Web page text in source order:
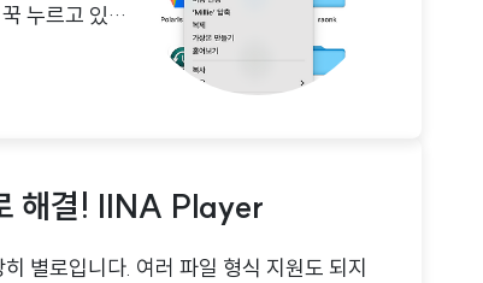
누르고 있는
해결! IINA Player
별로입니다. 여러 파일 형식 지원도 되지